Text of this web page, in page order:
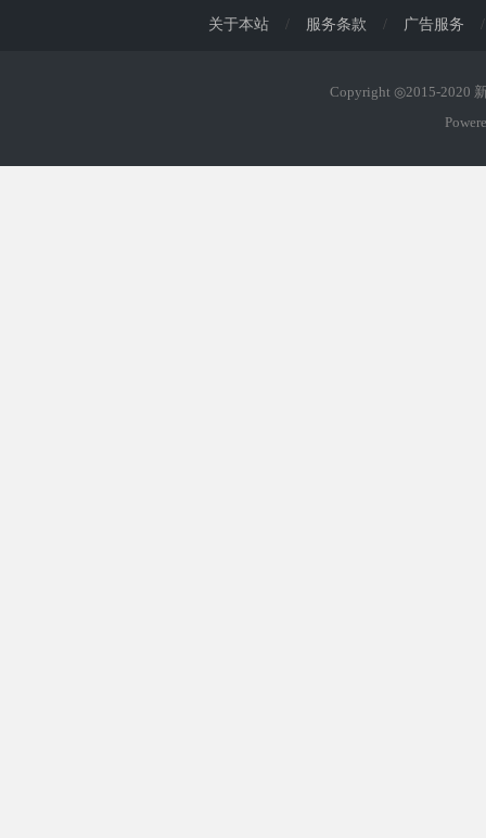
关于本站 / 服务条款 / 广告服务 /
Copyright ◎2015-2020